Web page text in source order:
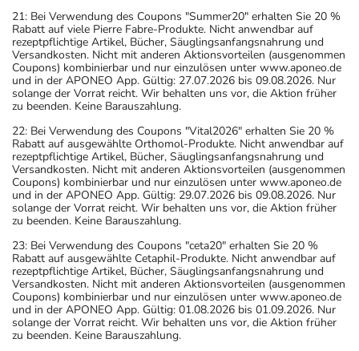
21: Bei Verwendung des Coupons "Summer20" erhalten Sie 20 %
Rabatt auf viele Pierre Fabre-Produkte. Nicht anwendbar auf
rezeptpflichtige Artikel, Bücher, Säuglingsanfangsnahrung und
Versandkosten. Nicht mit anderen Aktionsvorteilen (ausgenommen
Coupons) kombinierbar und nur einzulösen unter www.aponeo.de
und in der APONEO App. Gültig: 27.07.2026 bis 09.08.2026. Nur
solange der Vorrat reicht. Wir behalten uns vor, die Aktion früher
zu beenden. Keine Barauszahlung.
22: Bei Verwendung des Coupons "Vital2026" erhalten Sie 20 %
Rabatt auf ausgewählte Orthomol-Produkte. Nicht anwendbar auf
rezeptpflichtige Artikel, Bücher, Säuglingsanfangsnahrung und
Versandkosten. Nicht mit anderen Aktionsvorteilen (ausgenommen
Coupons) kombinierbar und nur einzulösen unter www.aponeo.de
und in der APONEO App. Gültig: 29.07.2026 bis 09.08.2026. Nur
solange der Vorrat reicht. Wir behalten uns vor, die Aktion früher
zu beenden. Keine Barauszahlung.
23: Bei Verwendung des Coupons "ceta20" erhalten Sie 20 %
Rabatt auf ausgewählte Cetaphil-Produkte. Nicht anwendbar auf
rezeptpflichtige Artikel, Bücher, Säuglingsanfangsnahrung und
Versandkosten. Nicht mit anderen Aktionsvorteilen (ausgenommen
Coupons) kombinierbar und nur einzulösen unter www.aponeo.de
und in der APONEO App. Gültig: 01.08.2026 bis 01.09.2026. Nur
solange der Vorrat reicht. Wir behalten uns vor, die Aktion früher
zu beenden. Keine Barauszahlung.